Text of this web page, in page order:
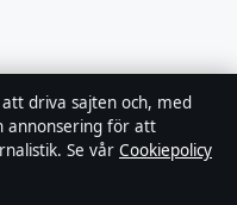
driva sajten och, med
annonsering för att
Se vår Cookiepolicy